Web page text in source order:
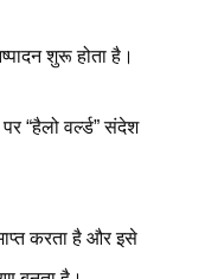
शुरू होता है।
“हैलो वर्ल्ड” संदेश
करता है और इसे